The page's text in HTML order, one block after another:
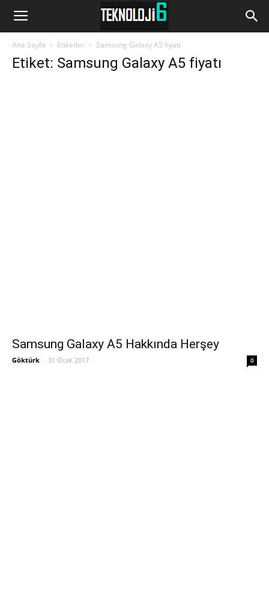
www.Teknoloji6.com
Ana Sayfa Etiketler Samsung Galaxy A5 fiyatı
Etiket: Samsung Galaxy A5 fiyatı
Samsung Galaxy A5 Hakkında Herşey
Göktürk - 31 Ocak 2017 0